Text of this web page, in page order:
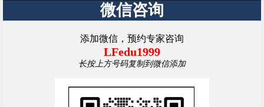
微信咨询
添加微信，预约专家咨询
LFedu1999
长按上方号码复制到微信添加